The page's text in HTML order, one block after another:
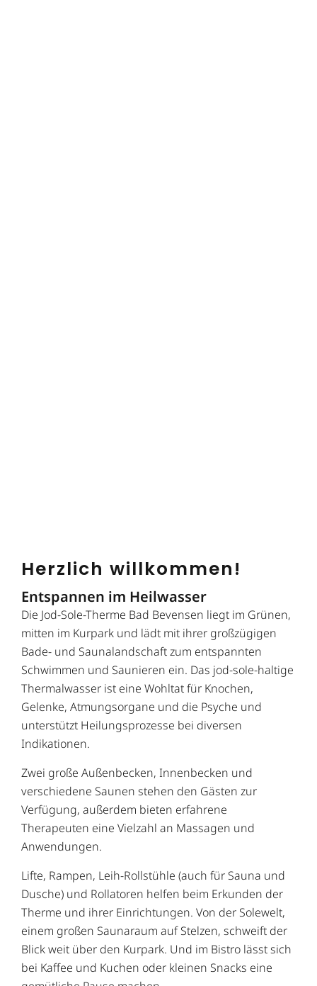
Herzlich willkommen!
Entspannen im Heilwasser
Die Jod-Sole-Therme Bad Bevensen liegt im Grünen,
mitten im Kurpark und lädt mit ihrer großzügigen
Bade- und Saunalandschaft zum entspannten
Schwimmen und Saunieren ein. Das jod-sole-haltige
Thermalwasser ist eine Wohltat für Knochen,
Gelenke, Atmungsorgane und die Psyche und
unterstützt Heilungsprozesse bei diversen
Indikationen.
Zwei große Außenbecken, Innenbecken und
verschiedene Saunen stehen den Gästen zur
Verfügung, außerdem bieten erfahrene
Therapeuten eine Vielzahl an Massagen und
Anwendungen.
Lifte, Rampen, Leih-Rollstühle (auch für Sauna und
Dusche) und Rollatoren helfen beim Erkunden der
Therme und ihrer Einrichtungen. Von der Solewelt,
einem großen Saunaraum auf Stelzen, schweift der
Blick weit über den Kurpark. Und im Bistro lässt sich
bei Kaffee und Kuchen oder kleinen Snacks eine